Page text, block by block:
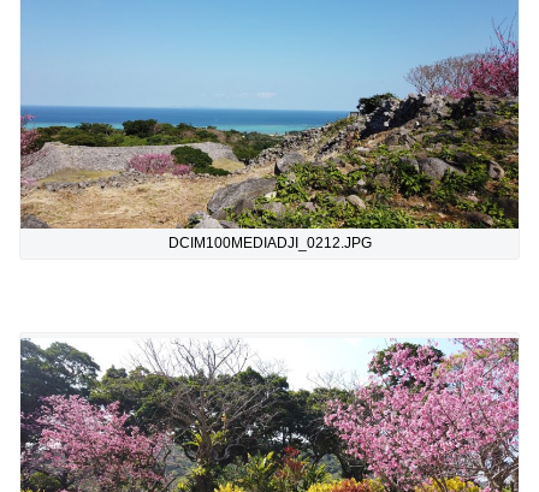
DCIM100MEDIADJI_0212.JPG